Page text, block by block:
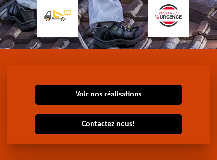
Voir nos réalisations
Contactez nous!